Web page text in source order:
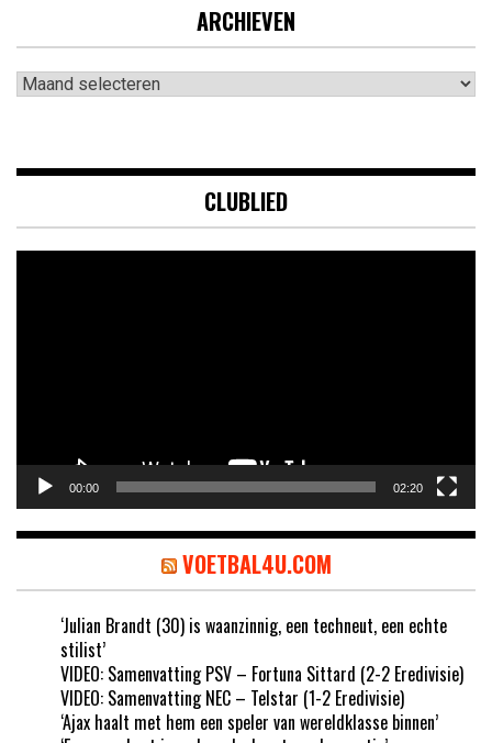
ARCHIEVEN
Archieven
CLUBLIED
00:00 02:20
VOETBAL4U.COM
‘Julian Brandt (30) is waanzinnig, een techneut, een echte
stilist’
VIDEO: Samenvatting PSV – Fortuna Sittard (2-2 Eredivisie)
VIDEO: Samenvatting NEC – Telstar (1-2 Eredivisie)
‘Ajax haalt met hem een speler van wereldklasse binnen’